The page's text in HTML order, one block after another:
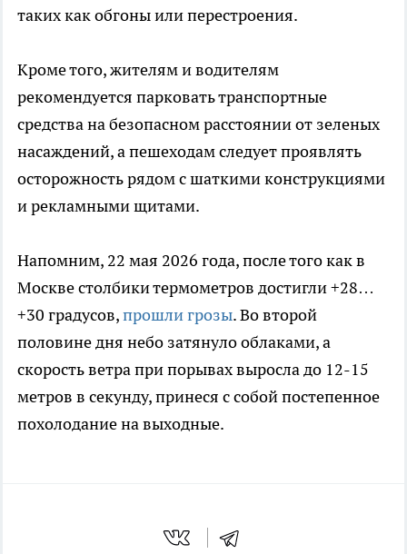
таких как обгоны или перестроения.
Кроме того, жителям и водителям
рекомендуется парковать транспортные
средства на безопасном расстоянии от зеленых
насаждений, а пешеходам следует проявлять
осторожность рядом с шаткими конструкциями
и рекламными щитами.
Напомним, 22 мая 2026 года, после того как в
Москве столбики термометров достигли +28…
+30 градусов,прошли грозы. Во второй
половине дня небо затянуло облаками, а
скорость ветра при порывах выросла до 12-15
метров в секунду, принеся с собой постепенное
похолодание на выходные.